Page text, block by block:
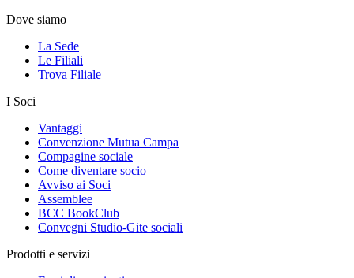
Dove siamo
La Sede
Le Filiali
Trova Filiale
I Soci
Vantaggi
Convenzione Mutua Campa
Compagine sociale
Come diventare socio
Avviso ai Soci
Assemblee
BCC BookClub
Convegni Studio-Gite sociali
Prodotti e servizi